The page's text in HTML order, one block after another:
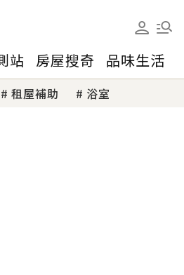
站 房屋搜奇 品味生活
租屋補助 浴室